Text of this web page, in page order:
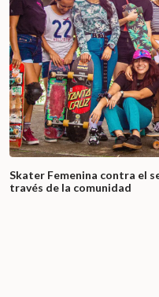
Skater Femenina contra el
través de la comunidad